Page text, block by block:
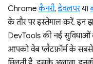
Chromeकैनरी,डेवलपरया
के तौर पर इस्तेमाल करें.
DevTools की नई सुविधाओं
आपको वेब प्लैटफ़ॉर्म के